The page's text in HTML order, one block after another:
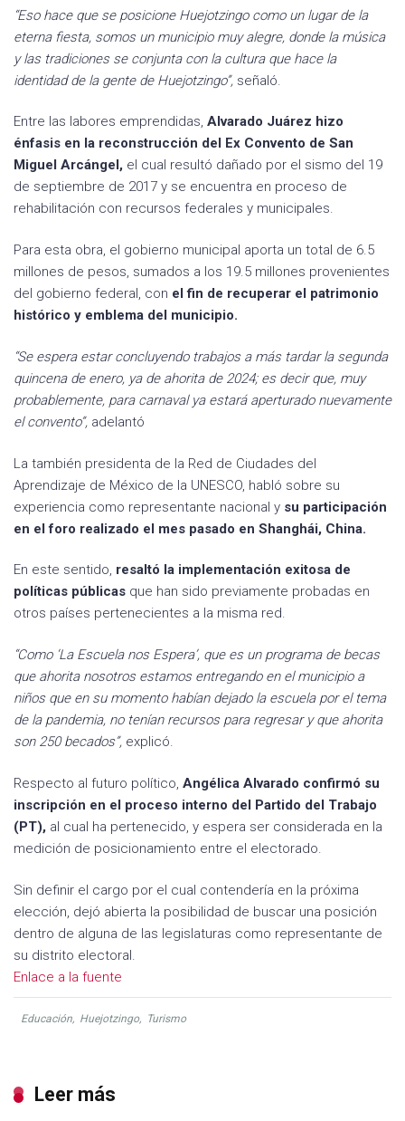
“Eso hace que se posicione Huejotzingo como un lugar de la
eterna fiesta, somos un municipio muy alegre, donde la música
y las tradiciones se conjunta con la cultura que hace la
identidad de la gente de Huejotzingo”, señaló.
Entre las labores emprendidas, Alvarado Juárez hizo
énfasis en la reconstrucción del Ex Convento de San
Miguel Arcángel, el cual resultó dañado por el sismo del 19
de septiembre de 2017 y se encuentra en proceso de
rehabilitación con recursos federales y municipales.
Para esta obra, el gobierno municipal aporta un total de 6.5
millones de pesos, sumados a los 19.5 millones provenientes
del gobierno federal, con el fin de recuperar el patrimonio
histórico y emblema del municipio.
“Se espera estar concluyendo trabajos a más tardar la segunda
quincena de enero, ya de ahorita de 2024; es decir que, muy
probablemente, para carnaval ya estará aperturado nuevamente
el convento”, adelantó
La también presidenta de la Red de Ciudades del
Aprendizaje de México de la UNESCO, habló sobre su
experiencia como representante nacional y su participación
en el foro realizado el mes pasado en Shanghái, China.
En este sentido, resaltó la implementación exitosa de
políticas públicas que han sido previamente probadas en
otros países pertenecientes a la misma red.
“Como ‘La Escuela nos Espera’, que es un programa de becas
que ahorita nosotros estamos entregando en el municipio a
niños que en su momento habían dejado la escuela por el tema
de la pandemia, no tenían recursos para regresar y que ahorita
son 250 becados”, explicó.
Respecto al futuro político, Angélica Alvarado confirmó su
inscripción en el proceso interno del Partido del Trabajo
(PT), al cual ha pertenecido, y espera ser considerada en la
medición de posicionamiento entre el electorado.
Sin definir el cargo por el cual contendería en la próxima
elección, dejó abierta la posibilidad de buscar una posición
dentro de alguna de las legislaturas como representante de
su distrito electoral.
Enlace a la fuente
Educación, Huejotzingo, Turismo
Leer más